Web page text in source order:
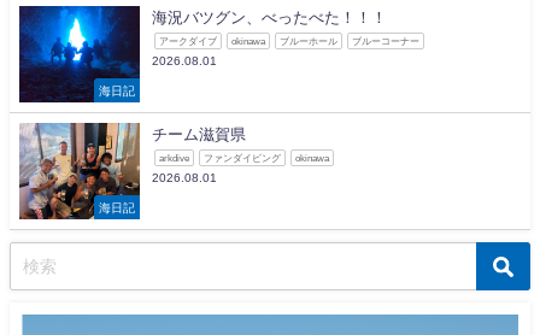
海日記
海況バツグン、べったべた！！！
アークダイブ okinawa ブルーホール ブルーコーナー
2026.08.01
海日記
チーム滋賀県
arkdive ファンダイビング okinawa
2026.08.01